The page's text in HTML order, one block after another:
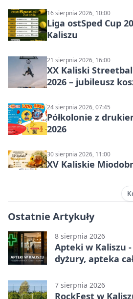
16 sierpnia 2026, 10:00
Liga ostSped Cup
Kaliszu
21 sierpnia 2026, 16:00
XX Kaliski
2026 – jubileusz
24 sierpnia 2026, 07:45
Półkolonie z
2026
30 sierpnia 2026, 11:00
XV Kaliskie
Ostatnie Artykuły
8 sierpnia 2026
Apteki w Kaliszu
dyżury, apteka
7 sierpnia 2026
RockFest w